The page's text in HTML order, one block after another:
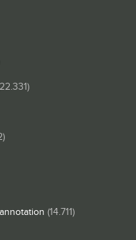
(14.711)